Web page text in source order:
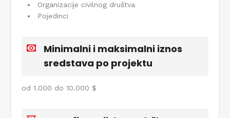
Organizacije civilnog društva
Pojedinci
Minimalni i maksimalni iznos
sredstava po projektu
od 1.000 do 10.000 $